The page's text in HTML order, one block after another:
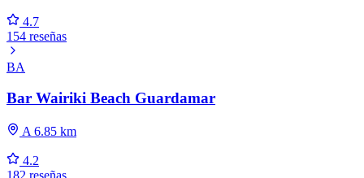
4.7
154 reseñas
BA
Bar Wairiki Beach Guardamar
A 6.85 km
4.2